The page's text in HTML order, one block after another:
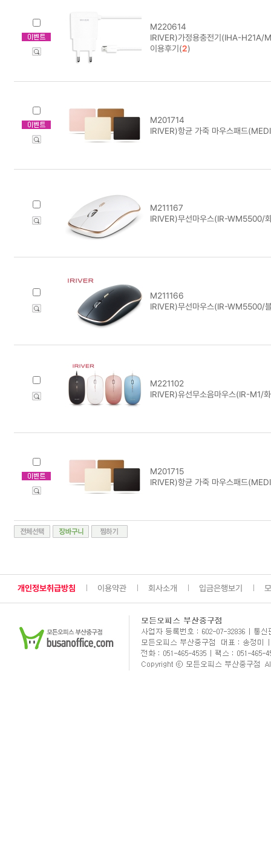
M220614
IRIVER)가정용충전기(IHA-H21A/
이용후기(2)
M201714
IRIVER)항균 가죽 마우스패드
M211167
IRIVER)무선마우스(IR-WM5500/
M211166
IRIVER)무선마우스(IR-WM5500/
M221102
IRIVER)유선무소음마우스(IR-M1/
M201715
IRIVER)항균 가죽 마우스패드
개인정보취급방침 이용약관 회사소개 입금은행보기